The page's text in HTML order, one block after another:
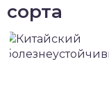
сорта